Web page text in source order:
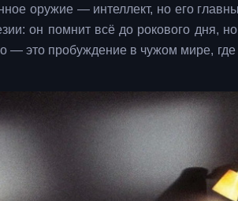
оружие — интеллект, но его
он помнит всё до рокового дня,
— это пробуждение в чужом мире,